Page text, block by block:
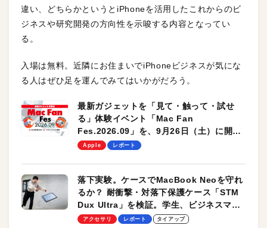
違い、どちらかというとiPhoneを活用したこれからのビ
ジネスや研究開発の方向性を示唆する内容となってい
る。
入場は無料。近隣にお住まいでiPhoneビジネスが気にな
る人はぜひ足を運んでみてはいかがだろう。
最新ガジェットを「見て・触って・試せ
る」体験イベント「Mac Fan
Fes.2026.09」を、9月26日（土）に開催
します！
Apple レポート
落下実験。ケースでMacBook Neoを守れ
るか？ 耐衝撃・対落下保護ケース「STM
Dux Ultra」を検証。学生、ビジネスマン
のモバイルユースに最適！
アクセサリ レポート タイアップ